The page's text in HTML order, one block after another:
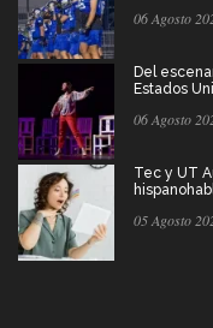
06 Agosto
Del
Estados
06 Agosto
Tec y UT
05 Agosto